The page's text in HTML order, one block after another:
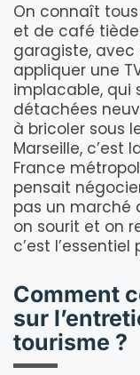
On connaît
et de café
garagiste, avec
appliquer une
implacable, qui
détachées
à bricoler sous
Marseille, c’est
France
pensait
pas un marché
on sourit et on
c’est
Comment
sur
tourisme ?